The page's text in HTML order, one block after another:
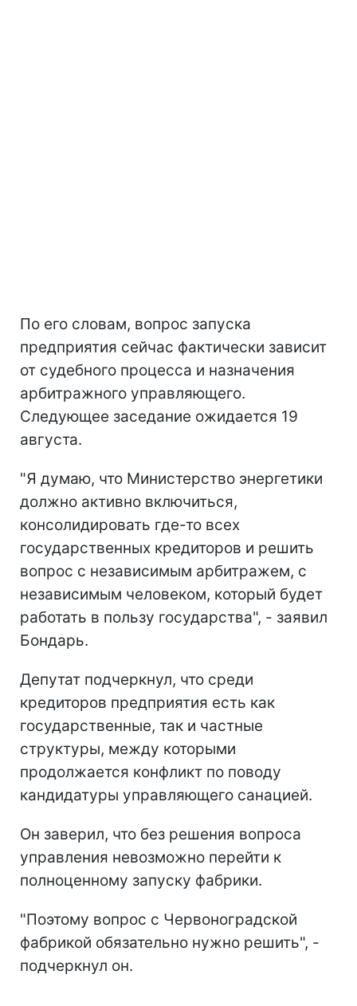
По его словам, вопрос запуска
предприятия сейчас фактически зависит
от судебного процесса и назначения
арбитражного управляющего.
Следующее заседание ожидается 19
августа.
"Я думаю, что Министерство энергетики
должно активно включиться,
консолидировать где-то всех
государственных кредиторов и решить
вопрос с независимым арбитражем, с
независимым человеком, который будет
работать в пользу государства", - заявил
Бондарь.
Депутат подчеркнул, что среди
кредиторов предприятия есть как
государственные, так и частные
структуры, между которыми
продолжается конфликт по поводу
кандидатуры управляющего санацией.
Он заверил, что без решения вопроса
управления невозможно перейти к
полноценному запуску фабрики.
"Поэтому вопрос с Червоноградской
фабрикой обязательно нужно решить", -
подчеркнул он.